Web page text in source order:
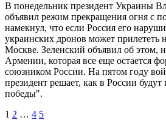
В понедельник президент Украины
объявил режим прекращения огня с
намекнул, что если Россия его
украинских дронов может прилететь
Москве. Зеленский объявил об этом,
Армении, которая все еще остается
союзником России. На пятом году
президент решает, как в России будут
победы".
1 2 … 4 5